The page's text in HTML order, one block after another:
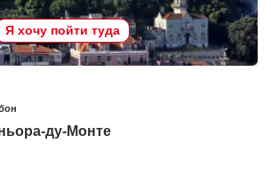
Я хочу пойти туда
ду-Монте